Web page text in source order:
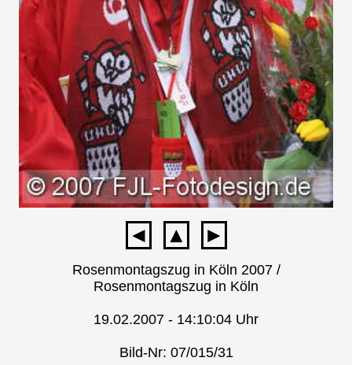
◄ ▲ ►
Rosenmontagszug in Köln 2007 /
Rosenmontagszug in Köln
19.02.2007 - 14:10:04 Uhr
Bild-Nr: 07/015/31